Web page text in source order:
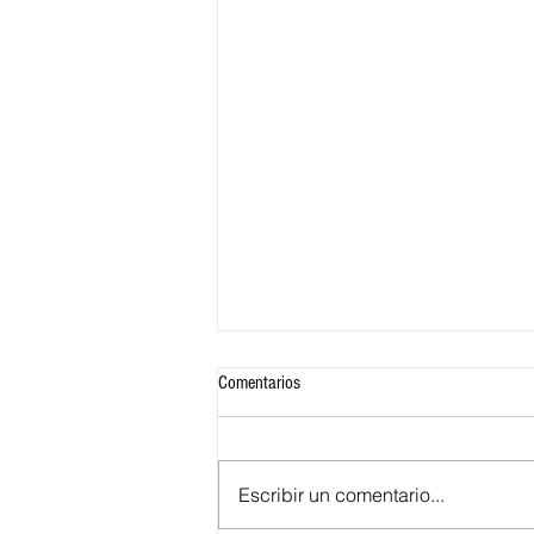
Comentarios
Escribir un comentario...